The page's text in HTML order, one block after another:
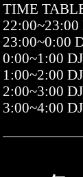
TIME
23:00~0:00
0:00~1:00
1:00~2:00
2:00~3:00
3:00~4:00